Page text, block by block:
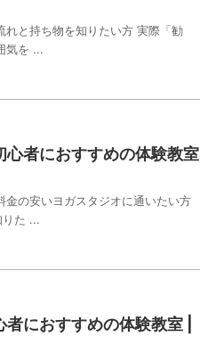
れと持ち物を知りたい方 実際「勧
気を ...
心者におすすめの体験教室
金の安いヨガスタジオに通いたい方
りた ...
におすすめの体験教室 |